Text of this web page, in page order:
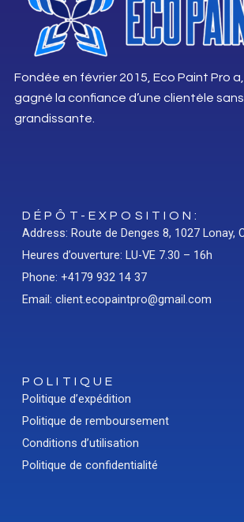
Fondée en février 2015, Eco Paint Pro
gagné la confiance d’une clientèle
grandissante.
DÉPÔT-EXPOSITION:
Address: Route de Denges 8, 1027 Lonay,
Heures d’ouverture: LU-VE 7.30 – 16h
Phone: +4179 932 14 37
Email: client.ecopaintpro@gmail.com
POLITIQUE
Politique d’expédition
Politique de remboursement
Conditions d’utilisation
Politique de confidentialité